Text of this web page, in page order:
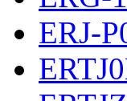
ERJ-